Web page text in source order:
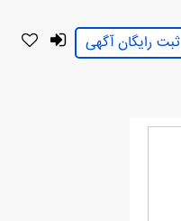
ثبت رایگان آگهی